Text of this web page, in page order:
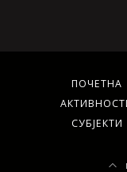
ПОЧЕТНА
СУБЈЕКТИ